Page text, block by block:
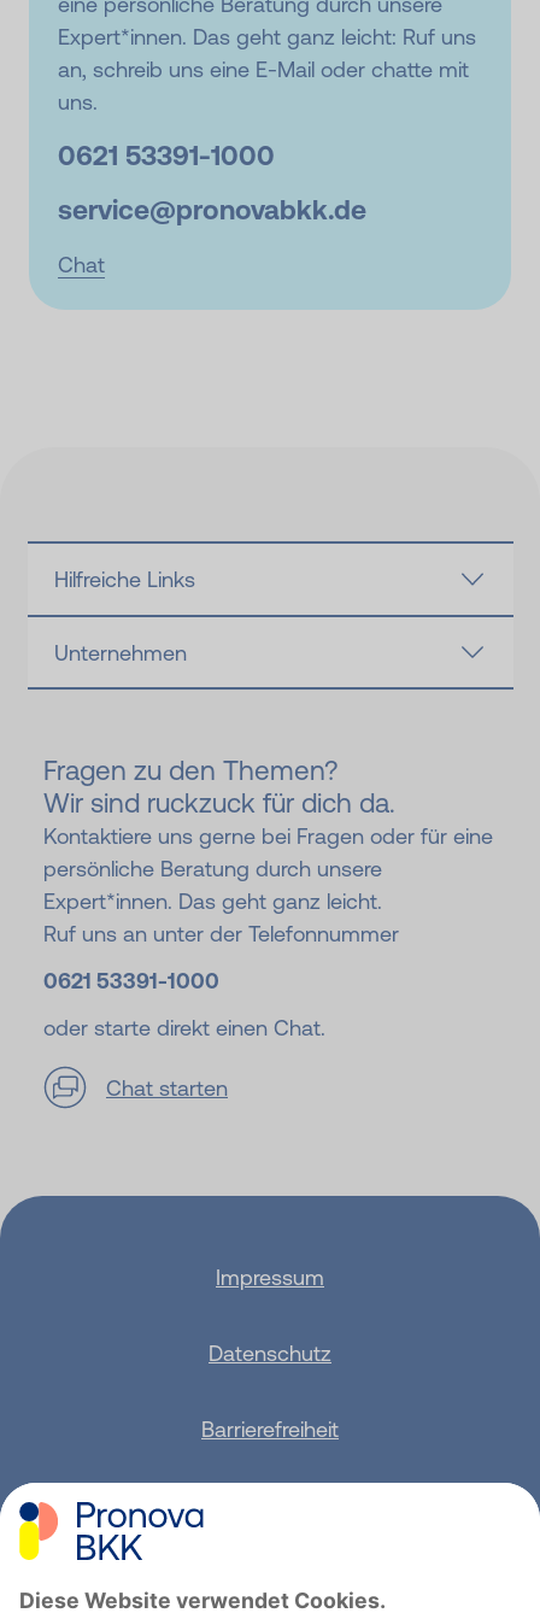
Expert*innen. Das geht ganz leicht: Ruf uns
an, schreib uns eine E-Mail oder chatte mit
uns.
0621 53391-1000
service@pronovabkk.de
Chat
Hilfreiche Links
Unternehmen
Fragen zu den Themen?
Wir sind ruckzuck für dich da.
Kontaktiere uns gerne bei Fragen oder für eine
persönliche Beratung durch unsere
Expert*innen. Das geht ganz leicht.
Ruf uns an unter der Telefonnummer
0621 53391-1000
oder starte direkt einen Chat.
Chat starten
Impressum
Datenschutz
Barrierefreiheit